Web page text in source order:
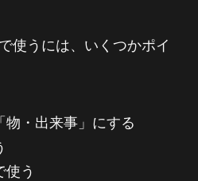
使うには、いくつかポイ
物・出来事」にする
使う